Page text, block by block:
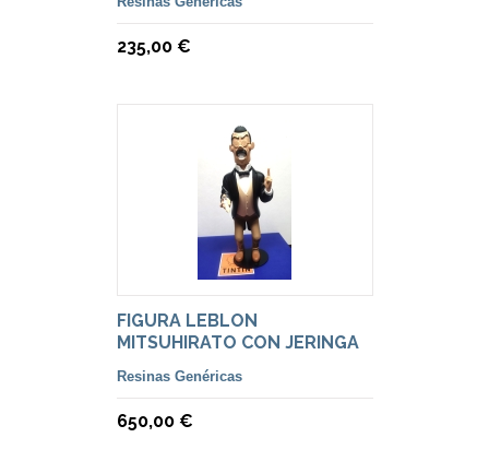
235,00 €
FIGURA LEBLON
MITSUHIRATO CON JERINGA
Resinas Genéricas
650,00 €